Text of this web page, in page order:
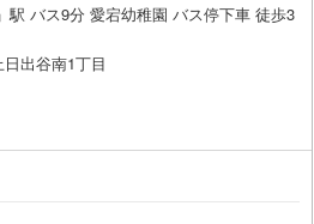
駅 バス9分 愛宕幼稚園 バス停下車 徒歩3
出谷南1丁目
索する
桶川市 (1)
八潮市(0
鶴ヶ島市(0)
索する
索する